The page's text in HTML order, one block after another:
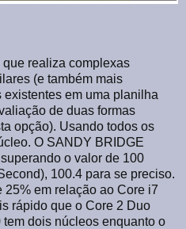
que realiza complexas
(e também mais
em uma planilha
de duas formas
opção). Usando todos os
O SANDY BRIDGE
o valor de 100
100.4 para se preciso.
25% em relação ao Core i7
rápido que o Core 2 Duo
dois núcleos enquanto o